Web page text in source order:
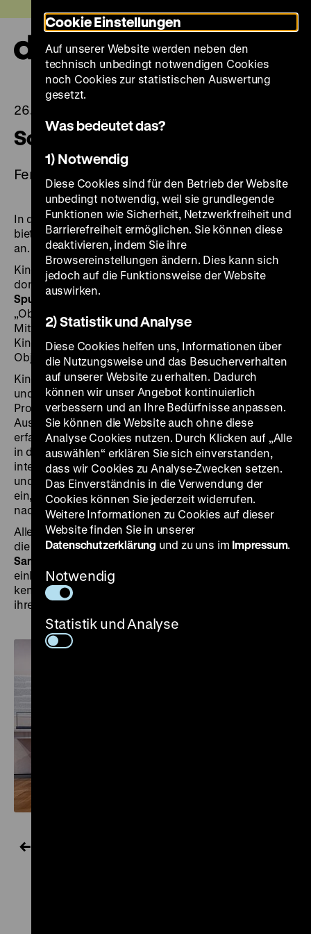
zum
Seiteninhalt
springen
26.06.2026
Sommerferien im DHM
Ferienprogramm für Kinder und Familien
In den Berliner Schulferien (9. Juli bis 22. August 2026)
bieten wir für Kinder und Familien einFerienprogramm
an.
Kinder ab sechs Jahren begeben sich dienstags und
donnerstags um 11 Uhr bei„Ritter, Spiele und
Spurensuche”auf Spurensuche durch die Ausstellung
„Objekte. Geschichte. Geschichten”. Durch kreative
Mitmachformate und eine auf die Bedürfnisse der
Kinder angepasste dialogische Struktur werden
Objekte und ihre Geschichten lebendig.
Kinder ab acht Jahren können mittwochs um 11 Uhr
und alle zwei Wochen sonntags um 14 Uhr bei dem
Programm„Von Wasser, Wald und Wiese“in der
Ausstellung „Natur und deutsche Geschichte”
erfahren, wie die Natur das Leben von Gesellschaften
in den vergangenen 800 Jahren prägte. Diese
interaktive Führung mit kreativen Mitmachformaten
und Forschungsaufgaben lädt Familien mit Kindern
ein, der Beziehung zwischen Mensch und Natur
nachzuspüren.
Alle zwei Wochen sonntags um 14 Uhr findet zudem
die interaktive Führung„Alles altes Zeug? Suchen,
Sammeln, Forschen”
einlädt, unterschiedliche Sammlungsstücke
kennenzulernen, ihre Materialität zu begreifen und
ihren Weg ins Zeughaus zu verfolgen.
Cookie Einstellungen
Auf unserer Website werden neben den
technisch unbedingt notwendigen Cookies
noch Cookies zur statistischen Auswertung
gesetzt.
Was bedeutet das?
1) Notwendig
Diese Cookies sind für den Betrieb der Website
unbedingt notwendig, weil sie grundlegende
Funktionen wie Sicherheit, Netzwerkfreiheit und
Barrierefreiheit ermöglichen. Sie können diese
deaktivieren, indem Sie ihre
Browsereinstellungen ändern. Dies kann sich
jedoch auf die Funktionsweise der Website
auswirken.
2) Statistik und Analyse
Diese Cookies helfen uns, Informationen über
die Nutzungsweise und das Besucherverhalten
auf unserer Website zu erhalten. Dadurch
können wir unser Angebot kontinuierlich
verbessern und an Ihre Bedürfnisse anpassen.
Sie können die Website auch ohne diese
Analyse Cookies nutzen. Durch Klicken auf „Alle
auswählen“ erklären Sie sich einverstanden,
dass wir Cookies zu Analyse-Zwecken setzen.
Das Einverständnis in die Verwendung der
Cookies können Sie jederzeit widerrufen.
Weitere Informationen zu Cookies auf dieser
Website finden Sie in unserer
Datenschutzerklärung und zu uns im Impressum.
Notwendig
Statistik und Analyse